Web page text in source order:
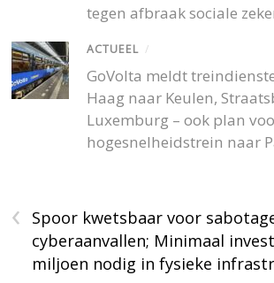
tegen afbraak sociale
ACTUEEL /
GoVolta meldt
Haag naar Keulen,
Luxemburg – ook plan
hogesnelheidstrein naar
‹
Spoor kwetsbaar voor
cyberaanvallen; Minimaal
miljoen nodig in fysieke